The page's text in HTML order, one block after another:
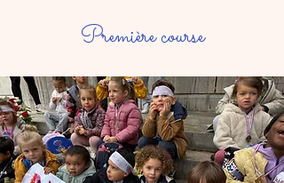
Première course